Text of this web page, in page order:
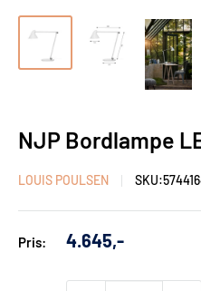
NJP Bordlampe
LOUIS POULSEN SKU:
Pris:
Udsalgs
4.645,-